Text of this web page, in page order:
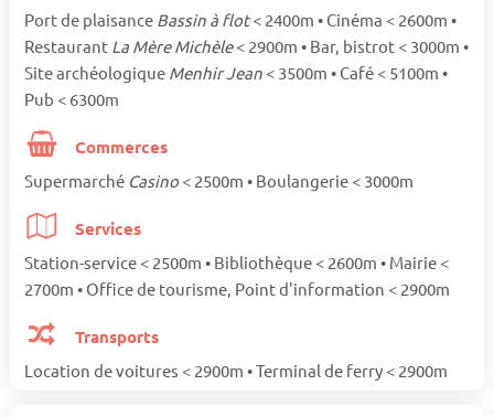
Port de plaisance Bassin à flot< 2400m • Cinéma < 2600m •
Restaurant La Mère Michèle< 2900m • Bar, bistrot < 3000m •
Site archéologique Menhir Jean < 3500m • Café < 5100m •
Pub < 6300m
Commerces
Supermarché Casino< 2500m • Boulangerie < 3000m
Services
Station-service < 2500m • Bibliothèque < 2600m • Mairie <
2700m • Office de tourisme, Point d'information < 2900m
Transports
Location de voitures < 2900m • Terminal de ferry < 2900m